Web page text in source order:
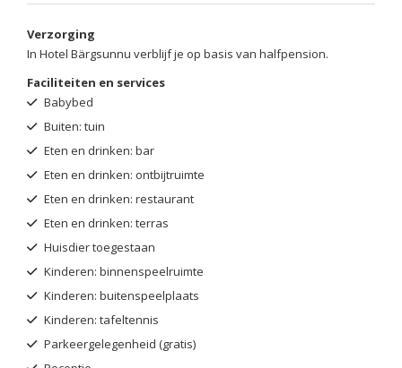
Verzorging
In Hotel Bärgsunnu verblijf je op basis van halfpension.
Faciliteiten en services
Babybed
Buiten: tuin
Eten en drinken: bar
Eten en drinken: ontbijtruimte
Eten en drinken: restaurant
Eten en drinken: terras
Huisdier toegestaan
Kinderen: binnenspeelruimte
Kinderen: buitenspeelplaats
Kinderen: tafeltennis
Parkeergelegenheid (gratis)